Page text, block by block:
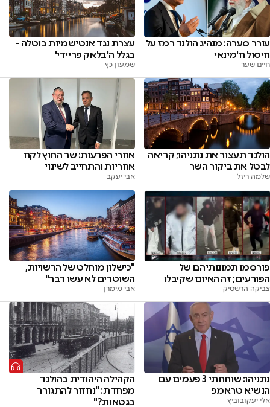
עורר סערה: מנהיג הולנד רמז על
חיסול ח'מינאי
חיים שער
עצרת נגד אנטישמיות בוטלה -
בגלל ה'בלאק פריידי'
שמעון כץ
הולנד תעצור את נתניהו; קריאה
לבטל את ביקור השר
שלמה ריזל
אחרי הפרעות: שר החוץ לקח
אחריות והתחייב לשינוי
אבי יעקב
פורסמו תמונותיהם של
הפורעים; זה האיום שקיבלו
צביקה הרשטיק
"כישלון מוחלט של הרשויות,
השוטרים לא עשו דבר"
אבי מימרן
נתניהו: שוחחתי 3 פעמים עם
הנשיא טראמפ
אלי יעקובוביץ
הקהילה היהודית בהולנד
מפחדת: "נחזור להתגורר
בגטאות?"